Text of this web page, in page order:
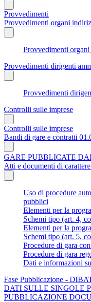
Provvedimenti
Provvedimenti organi
Provvedimenti
Provvedimenti dirigenti
Provvedimenti
Controlli sulle imprese
Controlli sulle imprese
Bandi di gare e contratti
GARE PUBBLICATE
Atti e documenti di
Uso di procedure
pubblici
Elementi per la
Schemi tipo (art. 4,
Elementi per la
Schemi tipo (art. 5,
Procedure di gara
Procedure di gara
Dati e informazioni
Fase Pubblicazione -
DATI SULLE SINGOLE
PUBBLICAZIONE